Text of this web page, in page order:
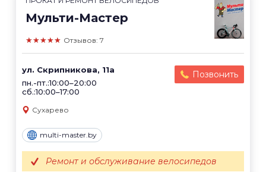
Мульти-Мастер
★★★★★ Отзывов: 7
ул. Скрипникова, 11а
пн.-пт.:10:00–20:00
сб.:10:00–17:00
Позвонить
Сухарево
multi-master.by
Ремонт и обслуживание велосипедов